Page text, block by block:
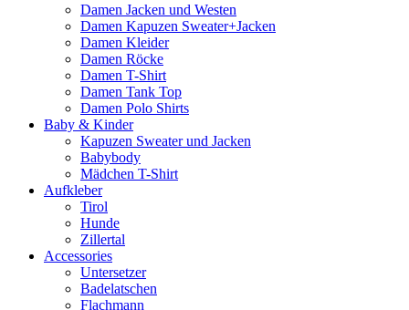
Damen Jacken und Westen
Damen Kapuzen Sweater+Jacken
Damen Kleider
Damen Röcke
Damen T-Shirt
Damen Tank Top
Damen Polo Shirts
Baby & Kinder
Kapuzen Sweater und Jacken
Babybody
Mädchen T-Shirt
Aufkleber
Tirol
Hunde
Zillertal
Accessories
Untersetzer
Badelatschen
Flachmann